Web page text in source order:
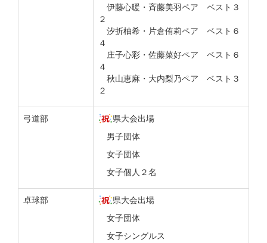
伊藤心暖・斉藤美羽ペア ベスト３
２
汐折柚希・片倉侑莉ペア ベスト６
４
庄子心彩・佐藤菜好ペア ベスト６
４
秋山恵麻・大内梨乃ペア ベスト３
２
弓道部
県大会出場
男子団体
女子団体
女子個人２名
卓球部
県大会出場
女子団体
女子シングルス